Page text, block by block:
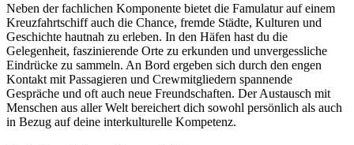
Neben der fachlichen Komponente bietet die Famulatur auf einem
Kreuzfahrtschiff auch die Chance, fremde Städte, Kulturen und
Geschichte hautnah zu erleben. In den Häfen hast du die
Gelegenheit, faszinierende Orte zu erkunden und unvergessliche
Eindrücke zu sammeln. An Bord ergeben sich durch den engen
Kontakt mit Passagieren und Crewmitgliedern spannende
Gespräche und oft auch neue Freundschaften. Der Austausch mit
Menschen aus aller Welt bereichert dich sowohl persönlich als auch
in Bezug auf deine interkulturelle Kompetenz.